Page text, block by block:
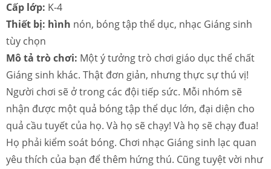
Cấp lớp: K-4
Thiết bị: hình nón, bóng tập thể dục, nhạc Giáng sinh
tùy chọn
Mô tả trò chơi: Một ý tưởng trò chơi giáo dục thể chất
Giáng sinh khác. Thật đơn giản, nhưng thực sự thú vị!
Người chơi sẽ ở trong các đội tiếp sức. Mỗi nhóm sẽ
nhận được một quả bóng tập thể dục lớn, đại diện cho
quả cầu tuyết của họ. Và họ sẽ chạy! Và họ sẽ chạy đua!
Họ phải kiểm soát bóng. Chơi nhạc Giáng sinh lạc quan
yêu thích của bạn để thêm hứng thú. Cũng tuyệt vời như